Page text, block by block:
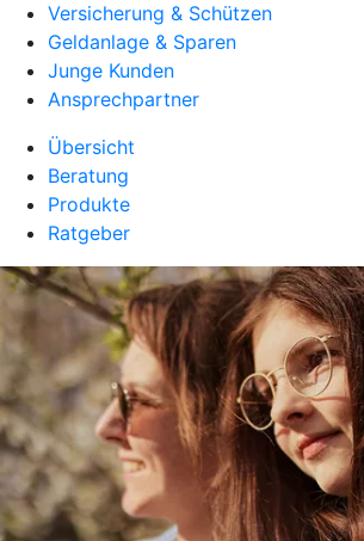
Versicherung & Schützen
Geldanlage & Sparen
Junge Kunden
Ansprechpartner
Übersicht
Beratung
Produkte
Ratgeber